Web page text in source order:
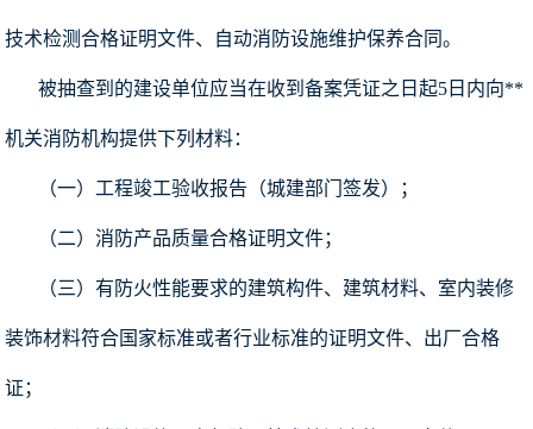
技术检测合格证明文件、自动消防设施维护保养合同。
被抽查到的建设单位应当在收到备案凭证之日起5日内向**
机关消防机构提供下列材料：
（一）工程竣工验收报告（城建部门签发）；
（二）消防产品质量合格证明文件；
（三）有防火性能要求的建筑构件、建筑材料、室内装修
装饰材料符合国家标准或者行业标准的证明文件、出厂合格
证；